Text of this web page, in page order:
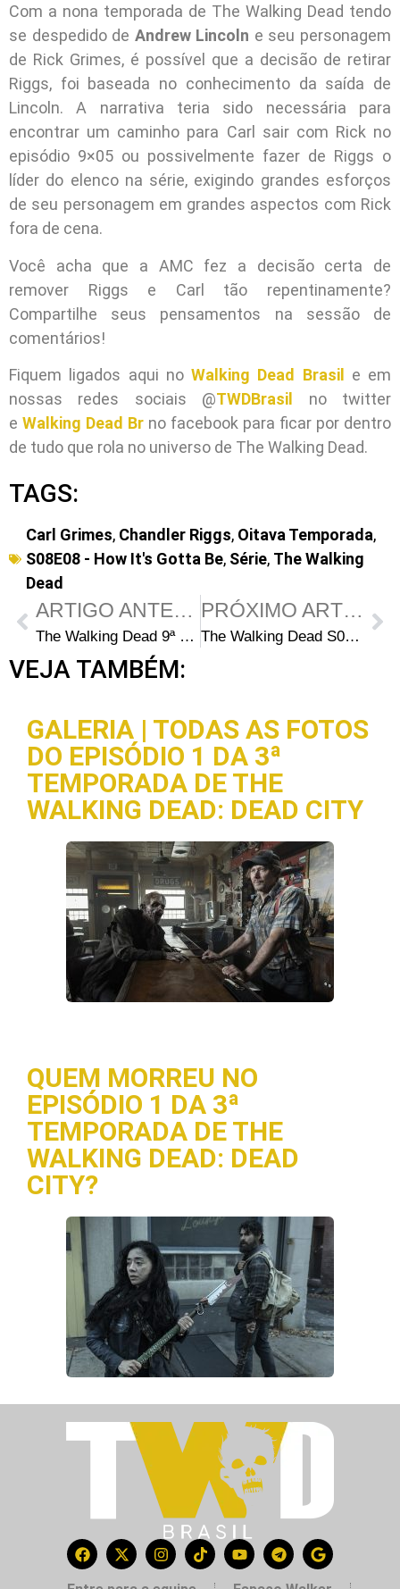
Com a nona temporada de The Walking Dead tendo
se despedido de Andrew Lincoln e seu personagem
de Rick Grimes, é possível que a decisão de retirar
Riggs, foi baseada no conhecimento da saída de
Lincoln. A narrativa teria sido necessária para
encontrar um caminho para Carl sair com Rick no
episódio 9×05 ou possivelmente fazer de Riggs o
líder do elenco na série, exigindo grandes esforços
de seu personagem em grandes aspectos com Rick
fora de cena.
Você acha que a AMC fez a decisão certa de
remover Riggs e Carl tão repentinamente?
Compartilhe seus pensamentos na sessão de
comentários!
Fiquem ligados aqui no Walking Dead Brasil
e em
nossas redes sociais @TWDBrasil
no twitter
e Walking Dead Br no facebook para ficar por dentro
de tudo que rola no universo de The Walking Dead.
TAGS:
Carl Grimes, Chandler Riggs, Oitava Temporada,
S08E08 - How It's Gotta Be, Série, The Walking
Dead
ARTIGO ANTERIOR
The Walking Dead 9ª Temporada: 5 perguntas em aberto após o episódio “Adaptation”
PRÓXIMO ARTIGO
The Walking Dead S09E09: Por que Jesus não se transformou em walker?
VEJA TAMBÉM:
GALERIA | TODAS AS FOTOS
DO EPISÓDIO 1 DA 3ª
TEMPORADA DE THE
WALKING DEAD: DEAD CITY
QUEM MORREU NO
EPISÓDIO 1 DA 3ª
TEMPORADA DE THE
WALKING DEAD: DEAD
CITY?